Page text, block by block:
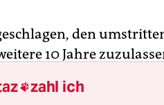
den
10 Jahre
erfüllt, um als
zahl ich